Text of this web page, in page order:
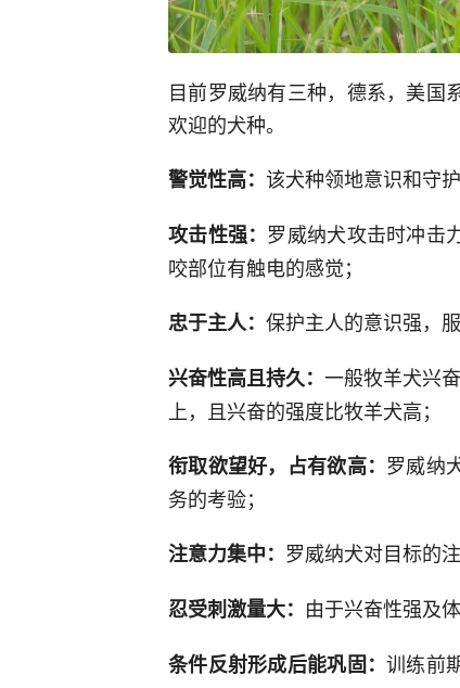
目前罗威纳有三种，德系，美国
欢迎的犬种。
警觉性高： 该犬种领地意识和守
攻击性强： 罗威纳犬攻击时冲击
咬部位有触电的感觉；
忠于主人： 保护主人的意识强，
兴奋性高且持久： 一般牧羊犬兴
上，且兴奋的强度比牧羊犬高；
衔取欲望好，占有欲高： 罗威纳
务的考验；
注意力集中： 罗威纳犬对目标的
忍受刺激量大： 由于兴奋性强及
条件反射形成后能巩固：训练前